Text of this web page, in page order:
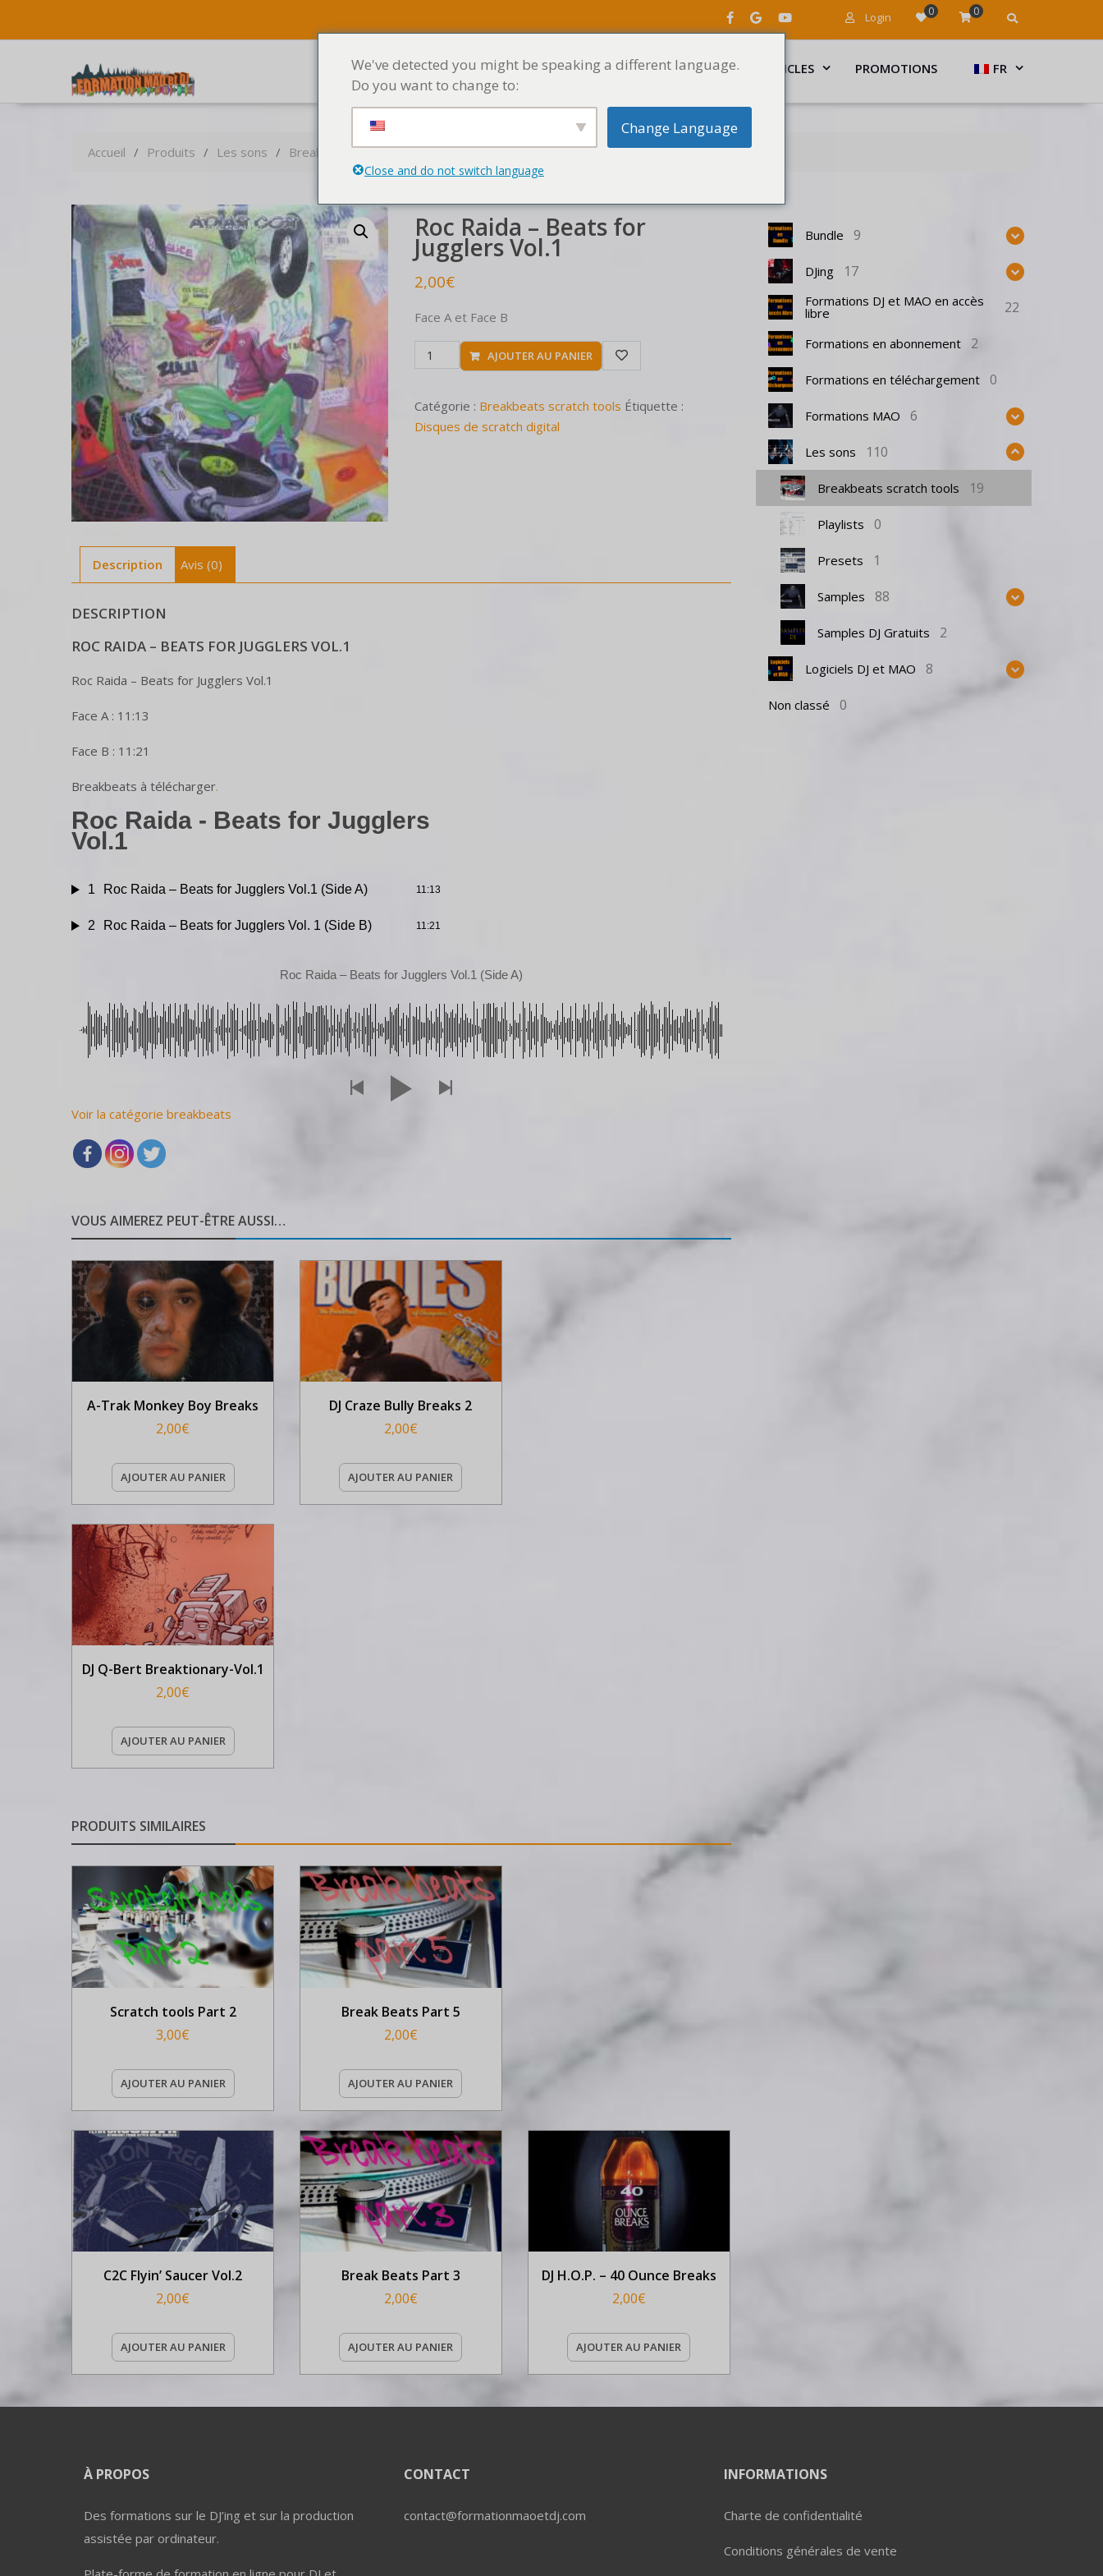
Login 0 0
ACCUEIL MENU ARTICLES PROMOTIONS FR
Accueil Produits Les sons Breakbeats scratch tools Roc Raida – Beats for Jugglers Vol.1
Roc Raida – Beats for
Jugglers Vol.1
2,00€
Face A et Face B
AJOUTER AU PANIER
Catégorie : Breakbeats scratch tools Étiquette :
Disques de scratch digital
Description Avis (0)
DESCRIPTION
ROC RAIDA – BEATS FOR JUGGLERS VOL.1
Roc Raida – Beats for Jugglers Vol.1
Face A : 11:13
Face B : 11:21
Breakbeats à télécharger.
Roc Raida - Beats for Jugglers
Vol.1
1 Roc Raida – Beats for Jugglers Vol.1 (Side A) 11:13
2 Roc Raida – Beats for Jugglers Vol. 1 (Side B) 11:21
Roc Raida – Beats for Jugglers Vol.1 (Side A)
Voir la catégorie breakbeats
VOUS AIMEREZ PEUT-ÊTRE AUSSI…
A-Trak Monkey Boy Breaks
2,00€
AJOUTER AU PANIER
DJ Craze Bully Breaks 2
2,00€
AJOUTER AU PANIER
DJ Q-Bert Breaktionary-Vol.1
2,00€
AJOUTER AU PANIER
PRODUITS SIMILAIRES
Scratch tools Part 2
3,00€
AJOUTER AU PANIER
Break Beats Part 5
2,00€
AJOUTER AU PANIER
C2C Flyin’ Saucer Vol.2
2,00€
AJOUTER AU PANIER
Break Beats Part 3
2,00€
AJOUTER AU PANIER
DJ H.O.P. – 40 Ounce Breaks
2,00€
AJOUTER AU PANIER
Bundle 9
DJing 17
Formations DJ et MAO en accès
libre 22
Formations en abonnement 2
Formations en téléchargement 0
Formations MAO 6
Les sons 110
Breakbeats scratch tools 19
Playlists 0
Presets 1
Samples 88
Samples DJ Gratuits 2
Logiciels DJ et MAO 8
Non classé 0
À PROPOS
Des formations sur le DJ’ing et sur la production
assistée par ordinateur.
CONTACT
contact@formationmaoetdj.com
INFORMATIONS
Charte de confidentialité
Conditions générales de vente
We've detected you might be speaking a different language.
Do you want to change to:
Change Language
Close and do not switch language